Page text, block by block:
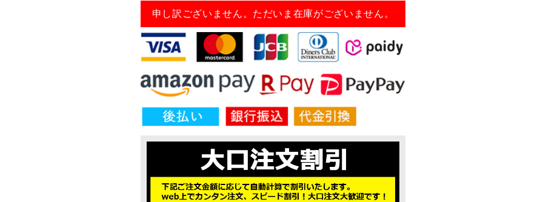
申し訳ございません。ただいま在庫がございません。